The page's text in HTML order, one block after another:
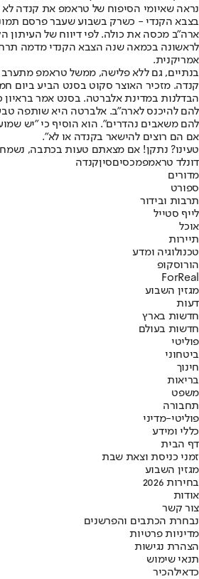
נראה שאיומי הסיפוח של טראמפ את קנדה לא
בצבא הקנדי - כשרק בשבוע שעבר פרסם
ארה"ב מכסה את כולה. לפי דיווח של העיתון
לראשונה בכמאה שנה הצבא הקנדי מדמה
אמריקנית.
בנתיים, גם ללא פלישה, ממשל טראמפ מתערב
קנדה. מזכיר האוצר סקוט בסנט הביע ביום
הבדלנות במדינת אלברטה. בסנט אמר בראיון
להם להיכנס לארה"ב. אלברטה היא שותפה
להם משאבים נהדרים". הוא הוסיף כי "יש
אם הם רוצים להישאר בקנדה או לא".
טעינו? נתקן! אם מצאתם טעות בכתבה,
דונלד טראמפמכסיםסיןקנדה
מדורים
ספורט
תרבות ובידור
לייף סטייל
אוכל
תיירות
טכנולוגיה ומדע
הורוסקופ
ForReal
מגזין השבוע
דעות
חדשות בארץ
חדשות בעולם
פוליטי
ביטחוני
חינוך
בריאות
משפט
תחבורה
פוליטי-מדיני
כללי ומידע
דף הבית
זמני כניסת וצאת שבת
מגזין השבוע
בחירות 2026
אודות
צור קשר
נבחרת הכתבים והפרשנים
מדיניות פרטיות
הצהרת נגישות
תנאי שימוש
כדאילהכיר